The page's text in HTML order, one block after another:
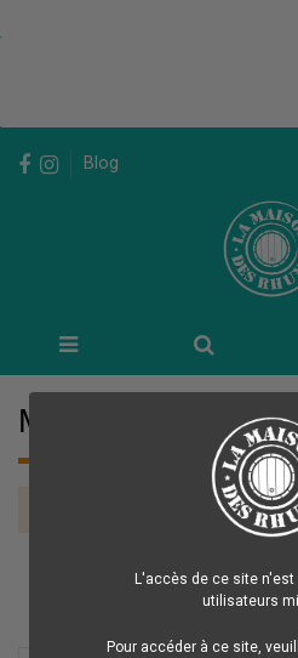
L'accès de ce site n'est
utilisateurs
Pour accéder à ce site,
Blog
Millésime 1947
Effacer tout